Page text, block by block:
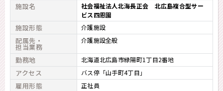
施設名
社会福祉法人北海長正会 北広島複合型サー
ビス四恩園
施設形態 介護施設
配属先・
担当業務
介護施設全般
勤務地 北海道北広島市緑陽町1丁目2番地
アクセス バス停「山手町4丁目」
雇用形態 正社員